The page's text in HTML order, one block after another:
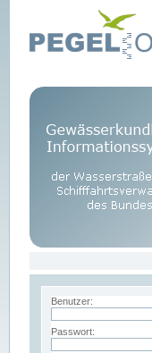
Benutzer:
Passwort: